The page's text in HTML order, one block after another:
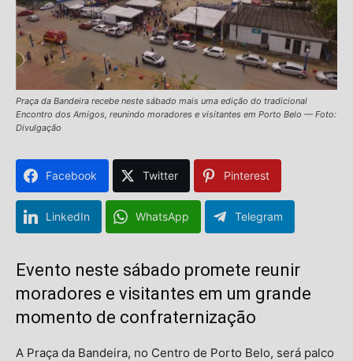
Praça da Bandeira recebe neste sábado mais uma edição do tradicional
Encontro dos Amigos, reunindo moradores e visitantes em Porto Belo — Foto:
Divulgação
Facebook Twitter Pinterest
LinkedIn WhatsApp Telegram
Evento neste sábado promete reunir
moradores e visitantes em um grande
momento de confraternização
A Praça da Bandeira, no Centro de Porto Belo, será palco